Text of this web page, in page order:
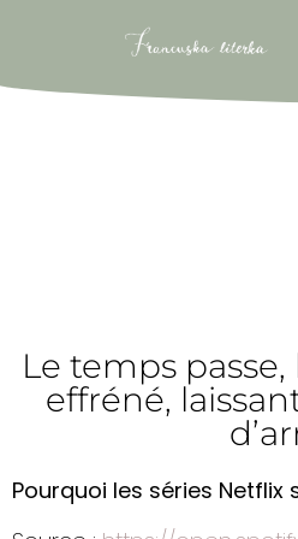
Le temps
effréné,
Pourquoi les séries